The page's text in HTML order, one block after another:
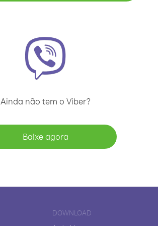
Ainda não tem o Viber?
Baixe agora
DOWNLOAD